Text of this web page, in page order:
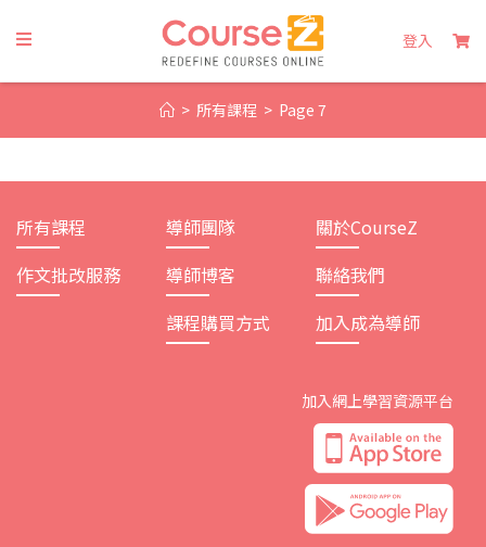
content
登入
> 所有課程 > Page 7
所有課程
作文批改服務
導師團隊
導師博客
課程購買方式
關於CourseZ
聯絡我們
加入成為導師
加入網上學習資源平台